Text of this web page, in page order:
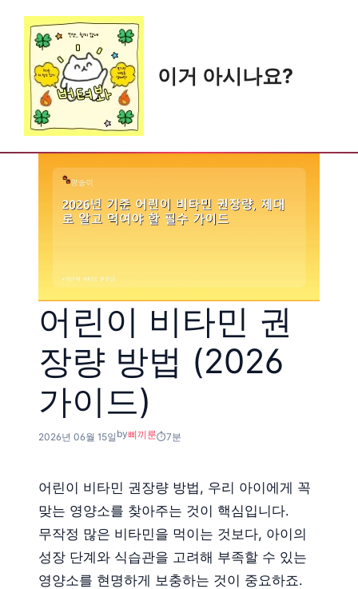
content
이거 아시나요?
어린이 비타민 권
장량 방법 (2026
가이드)
2026년 06월 15일 by삐끼룬 7분
어린이 비타민 권장량 방법, 우리 아이에게 꼭
맞는 영양소를 찾아주는 것이 핵심입니다.
무작정 많은 비타민을 먹이는 것보다, 아이의
성장 단계와 식습관을 고려해 부족할 수 있는
영양소를 현명하게 보충하는 것이 중요하죠.